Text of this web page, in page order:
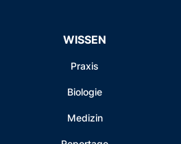
WISSEN
Praxis
Biologie
Medizin